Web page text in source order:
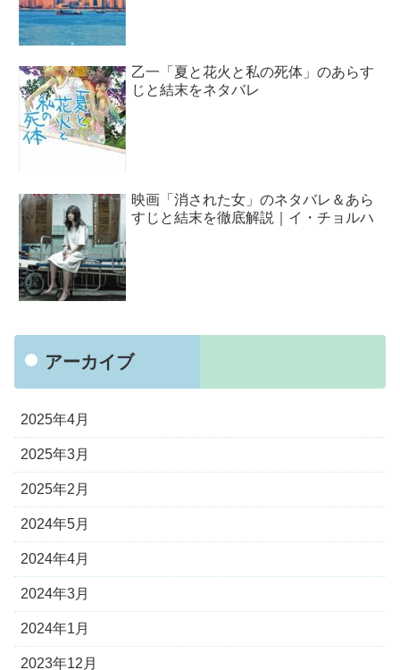
乙一「夏と花火と私の死体」のあらす
じと結末をネタバレ
映画「消された女」のネタバレ＆あら
すじと結末を徹底解説｜イ・チョルハ
アーカイブ
2025年4月
2025年3月
2025年2月
2024年5月
2024年4月
2024年3月
2024年1月
2023年12月